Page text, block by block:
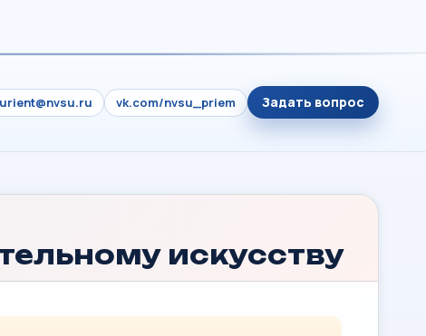
vk.com/nvsu_priem Задать вопрос
искусству